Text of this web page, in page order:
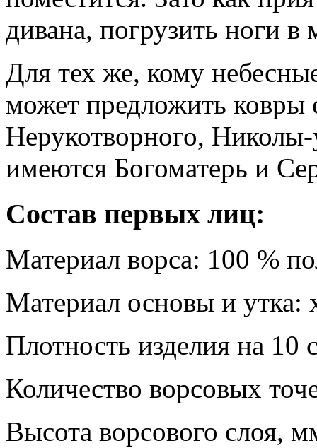
дивана, погрузить ноги в
Для тех же, кому
может предложить ковры
Нерукотворного,
имеются Богоматерь и
Состав первых лиц:
Материал ворса: 100 %
Материал основы и утка:
Плотность изделия на 10
Количество ворсовых
Высота ворсового слоя,